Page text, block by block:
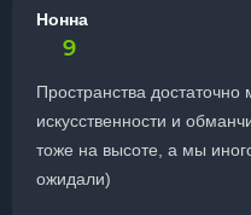
Нонна
9
Пространства
искусственности и
тоже на высоте, а мы
ожидали)